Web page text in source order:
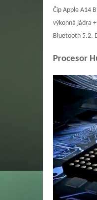
Čip Apple A14
výkonná jádra
Bluetooth 5.2.
Procesor